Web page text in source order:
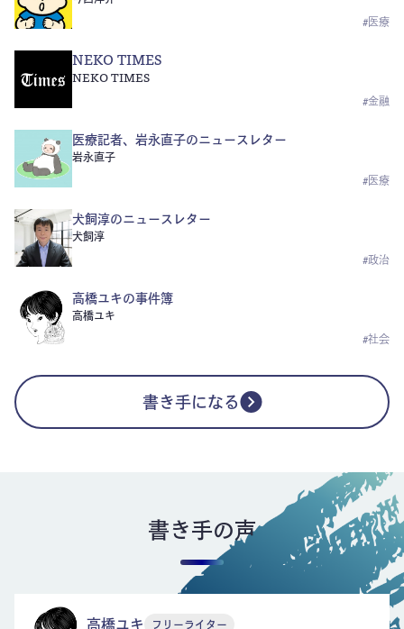
#医療
NEKO TIMES
NEKO TIMES
#金融
医療記者、岩永直子のニュースレター
岩永直子
#医療
犬飼淳のニュースレター
犬飼淳
#政治
高橋ユキの事件簿
高橋ユキ
#社会
書き手になる
書き手の声
高橋ユキ フリーライター